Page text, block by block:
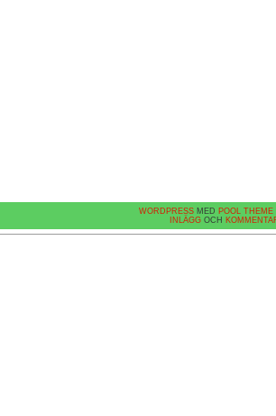
WORDPRESS MED POOL THEME
INLÄGGOCH